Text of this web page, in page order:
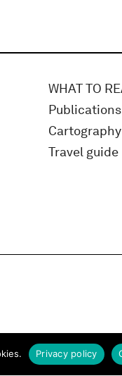
WHAT TO
Publications
Cartography
Travel guide
Privacy policy